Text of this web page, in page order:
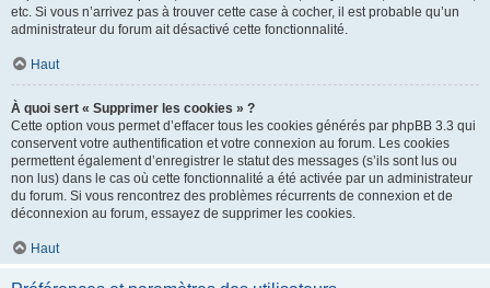
etc. Si vous n’arrivez pas à trouver cette case à cocher, il est probable qu’un
administrateur du forum ait désactivé cette fonctionnalité.
Haut
À quoi sert « Supprimer les cookies » ?
Cette option vous permet d’effacer tous les cookies générés par phpBB 3.3 qui
conservent votre authentification et votre connexion au forum. Les cookies
permettent également d’enregistrer le statut des messages (s’ils sont lus ou
non lus) dans le cas où cette fonctionnalité a été activée par un administrateur
du forum. Si vous rencontrez des problèmes récurrents de connexion et de
déconnexion au forum, essayez de supprimer les cookies.
Haut